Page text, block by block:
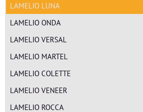
LAMELIO LUNA
LAMELIO ONDA
LAMELIO VERSAL
LAMELIO MARTEL
LAMELIO COLETTE
LAMELIO VENEER
LAMELIO ROCCA